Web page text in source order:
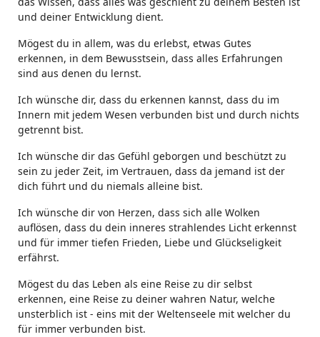
und deiner Entwicklung dient.
Mögest du in allem, was du erlebst, etwas Gutes
erkennen, in dem Bewusstsein, dass alles Erfahrungen
sind aus denen du lernst.
Ich wünsche dir, dass du erkennen kannst, dass du im
Innern mit jedem Wesen verbunden bist und durch nichts
getrennt bist.
Ich wünsche dir das Gefühl geborgen und beschützt zu
sein zu jeder Zeit, im Vertrauen, dass da jemand ist der
dich führt und du niemals alleine bist.
Ich wünsche dir von Herzen, dass sich alle Wolken
auflösen, dass du dein inneres strahlendes Licht erkennst
und für immer tiefen Frieden, Liebe und Glückseligkeit
erfährst.
Mögest du das Leben als eine Reise zu dir selbst
erkennen, eine Reise zu deiner wahren Natur, welche
unsterblich ist - eins mit der Weltenseele mit welcher du
für immer verbunden bist.